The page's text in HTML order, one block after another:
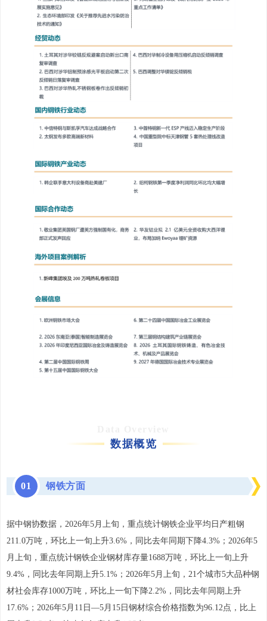
数据概览
01 钢铁方面
据中钢协数据，2026年5月上旬，重点统计钢铁企业平均日产粗钢
211.0万吨，环比上一旬上升3.6%，同比去年同期下降4.3%；2026年5
月上旬，重点统计钢铁企业钢材库存量1688万吨，环比上一旬上升
9.4%，同比去年同期上升5.1%；2026年5月上旬，21个城市5大品种钢
材社会库存1000万吨，环比上一旬下降2.2%，同比去年同期上升
17.6%；2026年5月11日—5月15日钢材综合价格指数为96.12点，比上